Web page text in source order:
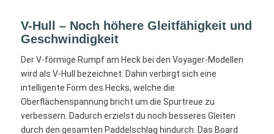
V-Hull – Noch höhere Gleitfähigkeit und
Geschwindigkeit
Der V-förmige Rumpf am Heck bei den Voyager-Modellen
wird als V-Hull bezeichnet. Dahin verbirgt sich eine
intelligente Form des Hecks, welche die
Oberflächenspannung bricht um die Spurtreue zu
verbessern. Dadurch erzielst du noch besseres Gleiten
durch den gesamten Paddelschlag hindurch. Das Board